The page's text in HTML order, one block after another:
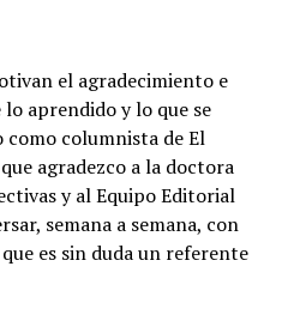
el agradecimiento e
aprendido y lo que se
como columnista de El
agradezco a la doctora
y al Equipo Editorial
semana a semana, con
es sin duda un referente